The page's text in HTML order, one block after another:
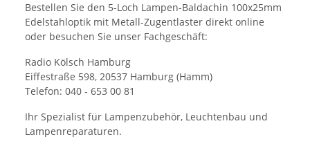
Bestellen Sie den 5-Loch Lampen-Baldachin 100x25mm
Edelstahloptik mit Metall-Zugentlaster direkt online
oder besuchen Sie unser Fachgeschäft:
Radio Kölsch Hamburg
Eiffestraße 598, 20537 Hamburg (Hamm)
Telefon: 040 - 653 00 81
Ihr Spezialist für Lampenzubehör, Leuchtenbau und
Lampenreparaturen.